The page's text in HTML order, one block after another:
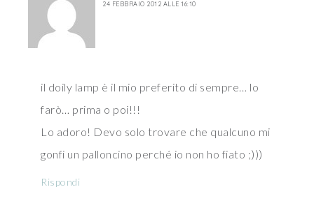
24 FEBBRAIO 2012 ALLE 16:10
il doily lamp è il mio preferito di sempre… lo
farò… prima o poi!!!
Lo adoro! Devo solo trovare che qualcuno mi
gonfi un palloncino perché io non ho fiato ;)))
Rispondi